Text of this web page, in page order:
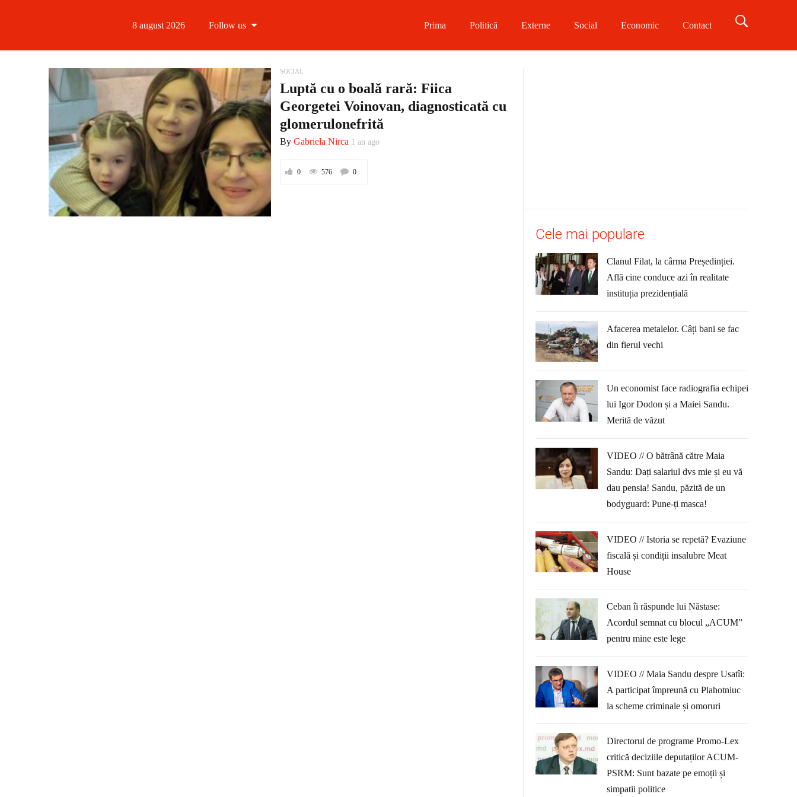
8 august 2026 Follow us
Follow us on Twitter
Follow us on Instagram
Follow us on Telegram
Prima Politică Externe Social Economic Contact
SOCIAL
Luptă cu o boală rară: Fiica
Georgetei Voinovan, diagnosticată cu
glomerulonefrită
By Gabriela Nirca 1 an ago
0 576 0
Cele mai populare
Clanul Filat, la cârma Președinției.
Află cine conduce azi în realitate
instituția prezidențială
Afacerea metalelor. Câți bani se fac
din fierul vechi
Un economist face radiografia echipei
lui Igor Dodon și a Maiei Sandu.
Merită de văzut
VIDEO // O bătrână către Maia
Sandu: Dați salariul dvs mie și eu vă
dau pensia! Sandu, păzită de un
bodyguard: Pune-ți masca!
VIDEO // Istoria se repetă? Evaziune
fiscală și condiții insalubre Meat
House
Ceban îi răspunde lui Năstase:
Acordul semnat cu blocul „ACUM”
pentru mine este lege
VIDEO // Maia Sandu despre Usatîi:
A participat împreună cu Plahotniuc
la scheme criminale și omoruri
Directorul de programe Promo-Lex
critică deciziile deputaților ACUM-
PSRM: Sunt bazate pe emoții și
simpatii politice